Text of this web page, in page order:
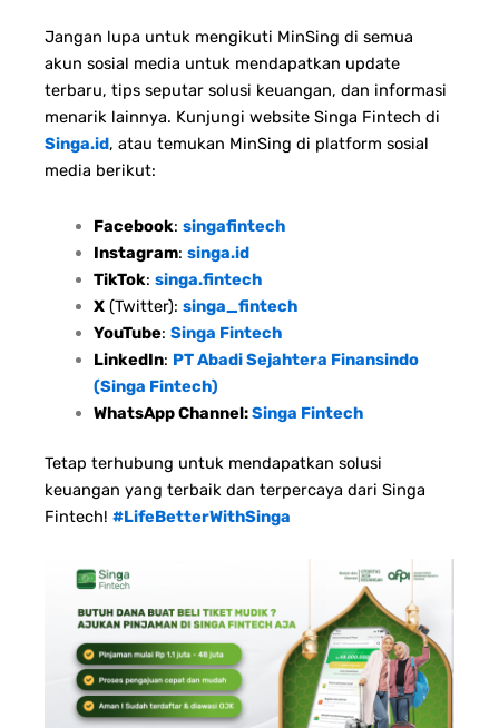
Jangan lupa untuk mengikuti MinSing di semua
akun sosial media untuk mendapatkan update
terbaru, tips seputar solusi keuangan, dan informasi
menarik lainnya. Kunjungi website Singa Fintech di
Singa.id, atau temukan MinSing di platform sosial
media berikut:
Facebook: singafintech
Instagram: singa.id
TikTok: singa.fintech
X(Twitter): singa_fintech
YouTube: Singa Fintech
LinkedIn: PT Abadi Sejahtera Finansindo
(Singa Fintech)
WhatsApp Channel:Singa Fintech
Tetap terhubung untuk mendapatkan solusi
keuangan yang terbaik dan terpercaya dari Singa
Fintech! #LifeBetterWithSinga